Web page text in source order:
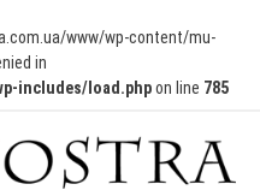
www/wp-content/mu-
in
includes/load.phpon line 785